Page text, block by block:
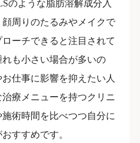
のような脂肪溶解成分入
周りのたるみやメイクで
ーチできると注目されて
も小さい場合が多いの
仕事に影響を抑えたい人
療メニューを持つクリニ
術時間を比べつつ自分に
すすめです。